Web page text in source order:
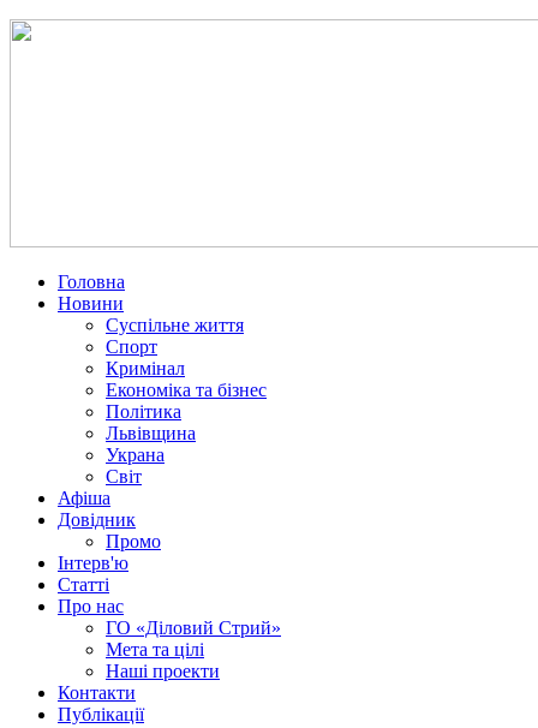
Головна
Новини
Суспільне життя
Спорт
Кримінал
Економіка та бізнес
Політика
Львівщина
Украна
Світ
Афіша
Довідник
Промо
Інтерв'ю
Статті
Про нас
ГО «Діловий Стрий»
Мета та цілі
Наші проекти
Контакти
Публікації